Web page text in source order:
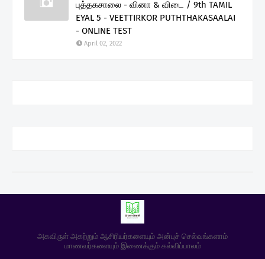
புத்தகசாலை - வினா & விடை / 9th TAMIL
EYAL 5 - VEETTIRKOR PUTHTHAKASAALAI
- ONLINE TEST
April 02, 2022
அகவிருள் அகற்றும் ஆசிரியர்களையும் அன்புச் செல்வங்களாம்
மாணவர்களையும் இணைக்கும் கல்விப்பாலம்